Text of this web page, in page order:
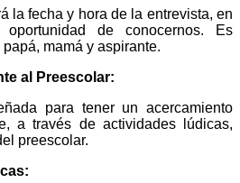
la fecha y hora de la entrevista, en
de conocernos. Es
mamá y aspirante.
al Preescolar:
para tener un acercamiento
a través de actividades lúdicas,
preescolar.